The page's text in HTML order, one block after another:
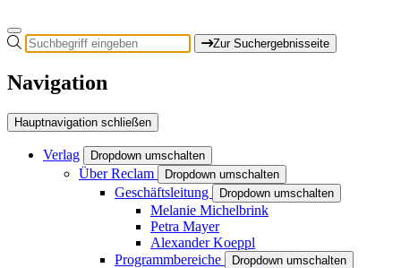
Zur Suchergebnisseite
Navigation
Hauptnavigation schließen
Verlag Dropdown umschalten
Über Reclam Dropdown umschalten
Geschäftsleitung Dropdown umschalten
Melanie Michelbrink
Petra Mayer
Alexander Koeppl
Programmbereiche
Dropdown umschalten